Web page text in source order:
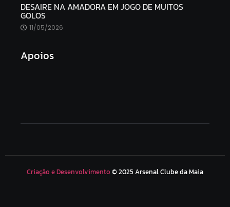
DESAIRE NA AMADORA EM JOGO DE MUITOS
GOLOS
11/05/2026
Apoios
Criação e Desenvolvimento © 2025 Arsenal Clube da Maia